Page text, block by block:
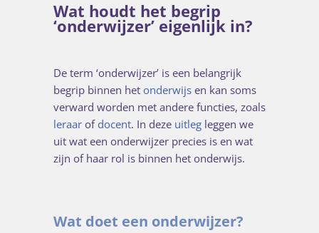
Wat houdt het begrip
‘onderwijzer’ eigenlijk in?
De term ‘onderwijzer’ is een belangrijk
begrip binnen het onderwijs en kan soms
verward worden met andere functies, zoals
leraar of docent. In deze uitleg leggen we
uit wat een onderwijzer precies is en wat
zijn of haar rol is binnen het onderwijs.
Wat doet een onderwijzer?